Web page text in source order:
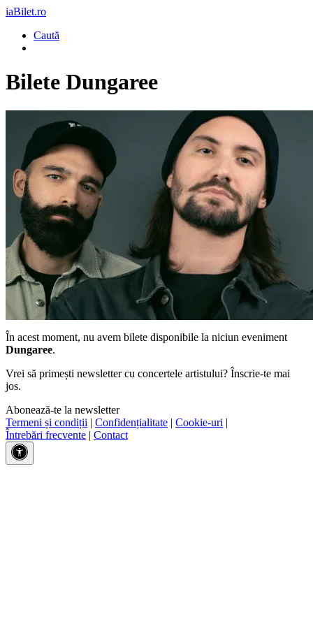
iaBilet.ro
Caută
Bilete Dungaree
În acest moment, nu avem bilete disponibile la niciun eveniment
Dungaree.
Vrei să primești newsletter cu concertele artistului? Înscrie-te mai
jos.
Abonează-te la newsletter
Termeni și condiții | Confidențialitate | Cookie-uri |
Întrebări frecvente | Contact